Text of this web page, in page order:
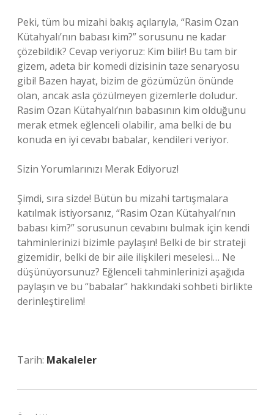
Peki, tüm bu mizahi bakış açılarıyla, “Rasim Ozan
Kütahyalı’nın babası kim?” sorusunu ne kadar
çözebildik? Cevap veriyoruz: Kim bilir! Bu tam bir
gizem, adeta bir komedi dizisinin taze senaryosu
gibi! Bazen hayat, bizim de gözümüzün önünde
olan, ancak asla çözülmeyen gizemlerle doludur.
Rasim Ozan Kütahyalı’nın babasının kim olduğunu
merak etmek eğlenceli olabilir, ama belki de bu
konuda en iyi cevabı babalar, kendileri veriyor.
Sizin Yorumlarınızı Merak Ediyoruz!
Şimdi, sıra sizde! Bütün bu mizahi tartışmalara
katılmak istiyorsanız, “Rasim Ozan Kütahyalı’nın
babası kim?” sorusunun cevabını bulmak için kendi
tahminlerinizi bizimle paylaşın! Belki de bir strateji
gizemidir, belki de bir aile ilişkileri meselesi… Ne
düşünüyorsunuz? Eğlenceli tahminlerinizi aşağıda
paylaşın ve bu “babalar” hakkındaki sohbeti birlikte
derinleştirelim!
Tarih: Makaleler